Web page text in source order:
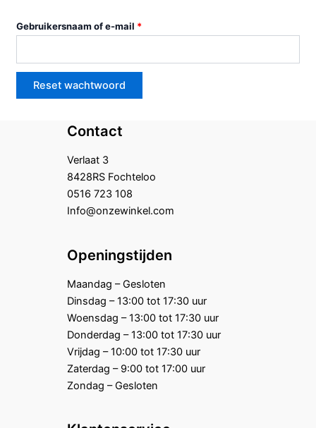
Gebruikersnaam of e-mail *
Reset wachtwoord
Contact
Verlaat 3
8428RS Fochteloo
0516 723 108
Info@onzewinkel.com
Openingstijden
Maandag – Gesloten
Dinsdag – 13:00 tot 17:30 uur
Woensdag – 13:00 tot 17:30 uur
Donderdag – 13:00 tot 17:30 uur
Vrijdag – 10:00 tot 17:30 uur
Zaterdag – 9:00 tot 17:00 uur
Zondag – Gesloten